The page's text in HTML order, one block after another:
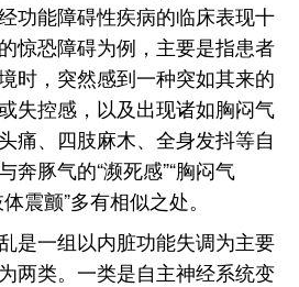
功能障碍性疾病的临床表现十
惊恐障碍为例，主要是指患者
时，突然感到一种突如其来的
失控感，以及出现诸如胸闷气
痛、四肢麻木、全身发抖等自
奔豚气的“濒死感”“胸闷气
震颤”多有相似之处。
是一组以内脏功能失调为主要
两类。一类是自主神经系统变